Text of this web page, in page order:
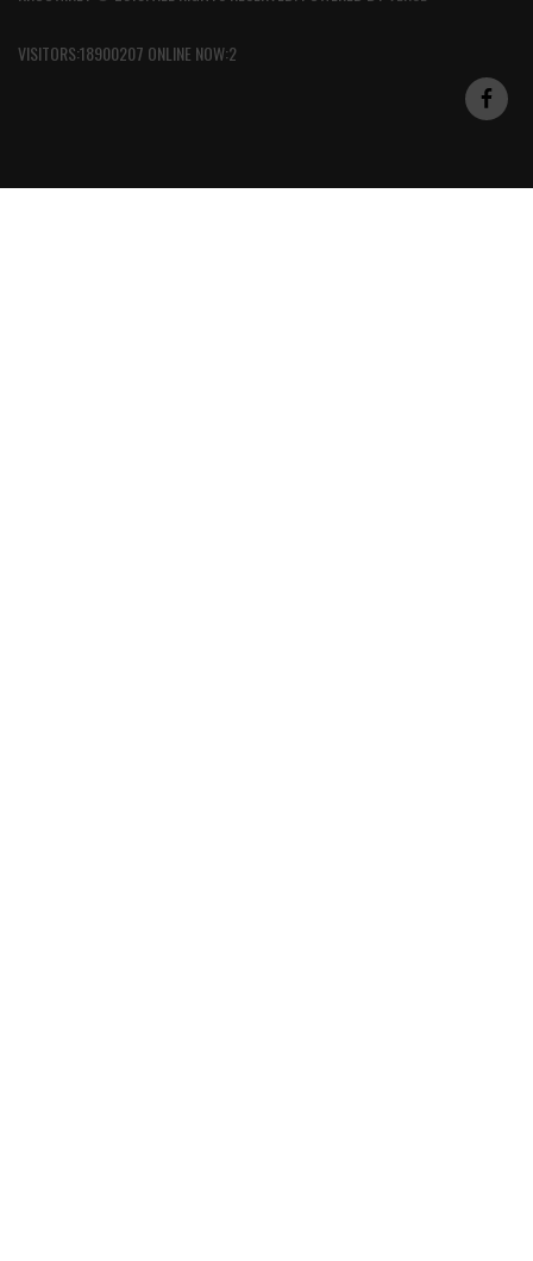
VISITORS:18900207 ONLINE NOW:2